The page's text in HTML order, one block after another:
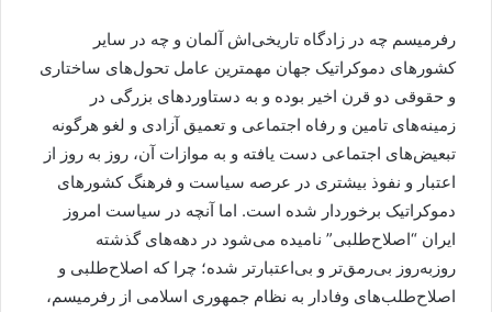
رفرمیسم چه در زادگاه تاریخی‌اش آلمان و چه در سایر
کشورهای دموکراتیک جهان مهمترین عامل تحول‌های ساختاری
و حقوقی دو قرن اخیر بوده و به دستاوردهای بزرگی در
زمینه‌های تامین و رفاه اجتماعی و تعمیق آزادی و لغو هرگونه
تبعیض‌های اجتماعی دست یافته و به موازات آن، روز به روز از
اعتبار و نفوذ بیشتری در عرصه سیاست و فرهنگ کشورهای
دموکراتیک برخوردار شده است. اما آنچه در سیاست امروز
ایران “اصلاح‌طلبی” نامیده می‌شود در دهه‌های گذشته
روزبه‌روز بی‌رمق‌تر و بی‌اعتبارتر شده؛ چرا که اصلاح‌طلبی و
اصلاح‌طلب‌های وفادار به نظام جمهوری اسلامی از رفرمیسم،